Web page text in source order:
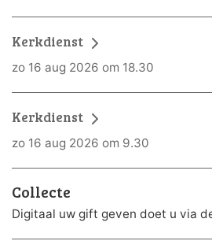
Kerkdienst
zo 16 aug 2026 om 18.30
Kerkdienst
zo 16 aug 2026 om 9.30
Collecte
Digitaal uw gift geven doet u via